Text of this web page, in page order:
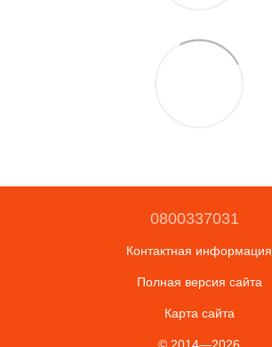
0800337031
Контактная информация
Полная версия сайта
Карта сайта
© 2014—2026